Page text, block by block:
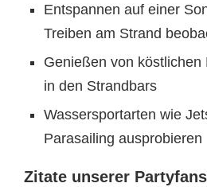
Entspannen auf einer
Treiben am Strand
Genießen von köstlichen
in den Strandbars
Wassersportarten wie
Parasailing ausprobieren
Zitate unserer